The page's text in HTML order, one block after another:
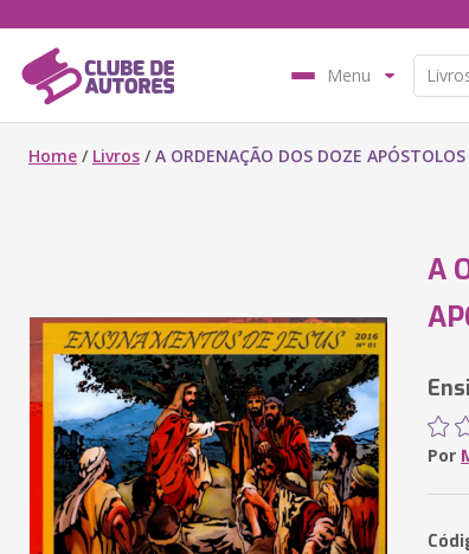
Menu
Home / Livros /A ORDENAÇÃO DOS DOZE APÓSTOLOS
A
Por